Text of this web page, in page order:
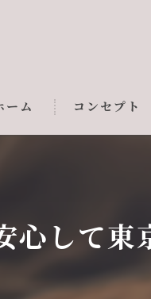
ーム コンセプト
心して